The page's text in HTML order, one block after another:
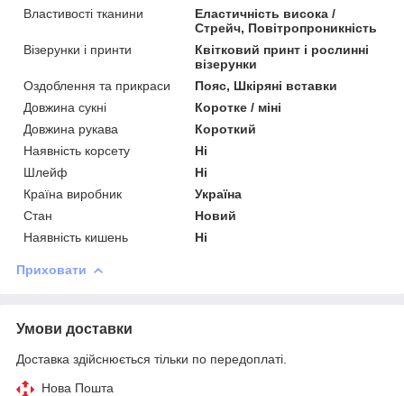
Властивості тканини
Еластичність висока /
Стрейч, Повітропроникність
Візерунки і принти
Квітковий принт і рослинні
візерунки
Оздоблення та прикраси
Пояс, Шкіряні вставки
Довжина сукні
Коротке / міні
Довжина рукава
Короткий
Наявність корсету
Ні
Шлейф
Ні
Країна виробник
Україна
Стан
Новий
Наявність кишень
Ні
Приховати
Умови доставки
Доставка здійснюється тільки по передоплаті.
Нова Пошта